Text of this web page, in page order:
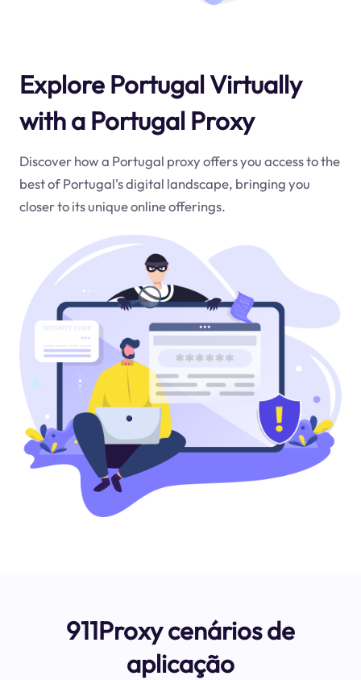
Explore Portugal Virtually
with a Portugal Proxy
Discover how a Portugal proxy offers you access to the
best of Portugal's digital landscape, bringing you
closer to its unique online offerings.
911Proxy cenários de
aplicação